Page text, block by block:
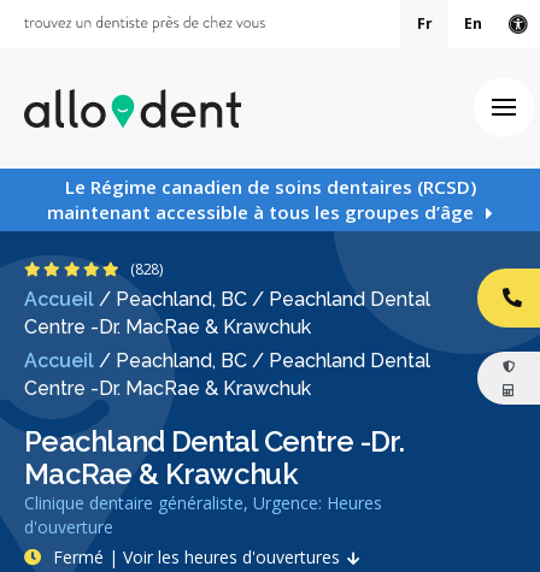
Fr En
Le Régime canadien de soins dentaires (RCSD)
maintenant accessible à tous les groupes d’âge
Accueil / Peachland, BC / Peachland Dental
Centre -Dr. MacRae & Krawchuk
Accueil / Peachland, BC / Peachland Dental
Centre -Dr. MacRae & Krawchuk
Peachland Dental Centre -Dr.
MacRae & Krawchuk
Clinique dentaire généraliste, Urgence: Heures
d'ouverture
4.9 étoiles
(828)
Fermé | Voir les heures d'ouvertures